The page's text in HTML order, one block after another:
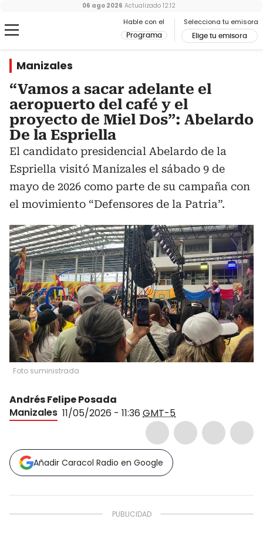
Hable con el
Programa
Selecciona tu emisora
Elige tu emisora
06 ago 2026 Actualizado 12:12
Manizales
“Vamos a sacar adelante el
aeropuerto del café y el
proyecto de Miel Dos”: Abelardo
De la Espriella
El candidato presidencial Abelardo de la
Espriella visitó Manizales el sábado 9 de
mayo de 2026 como parte de su campaña con
el movimiento “Defensores de la Patria”.
Foto suministrada
Andrés Felipe Posada
Manizales 11/05/2026 - 11:36 GMT-5
Añadir Caracol Radio en Google